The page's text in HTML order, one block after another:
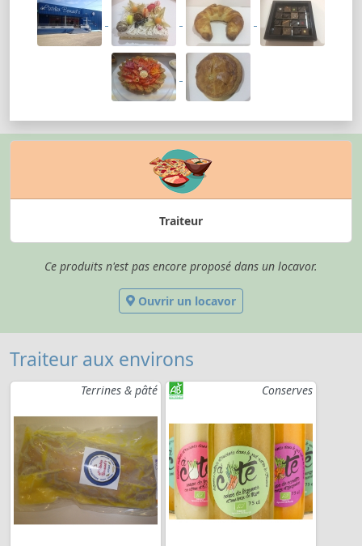
Traiteur
Ce produits n'est pas encore proposé dans un locavor.
Ouvrir un locavor
Traiteur aux environs
Terrines & pâté Conserves